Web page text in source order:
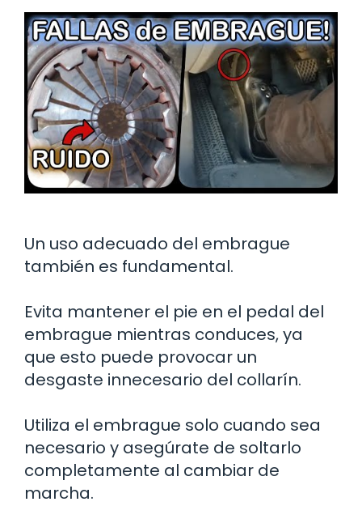
Un uso adecuado del embrague
también es fundamental.
Evita mantener el pie en el pedal del
embrague mientras conduces, ya
que esto puede provocar un
desgaste innecesario del collarín.
Utiliza el embrague solo cuando sea
necesario y asegúrate de soltarlo
completamente al cambiar de
marcha.